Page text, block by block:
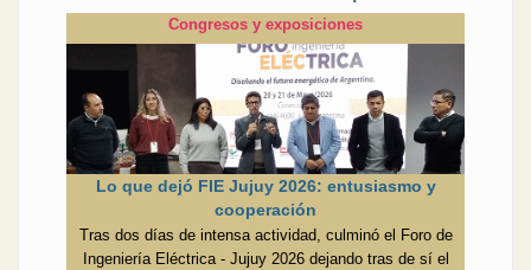
Congresos y exposiciones
Lo que dejó FIE Jujuy 2026: entusiasmo y
cooperación
Tras dos días de intensa actividad, culminó el Foro de
Ingeniería Eléctrica - Jujuy 2026 dejando tras de sí el